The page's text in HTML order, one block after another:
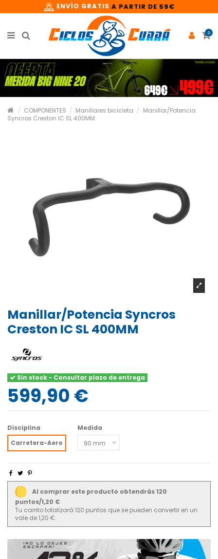
ENVÍO GRATIS A PARTIR DE 59€
0
COMPONENTES Manillares bicicleta
Manillar/Potencia
Syncros Creston IC SL 400MM
Manillar/Potencia Syncros
Creston IC SL 400MM
Sin stock - Consultar plazo de entrega
599,90 €
Disciplina
Carretera-Aero
Medida
Al comprar este producto obtendrás 120
puntos/1,20 €
Tu carrito totalizará 120 puntos que se pueden convertir en un
vale de 1,20 €.